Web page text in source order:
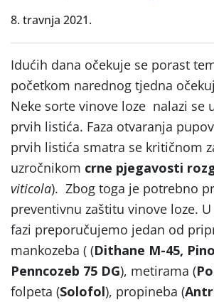
8. travnja 2021.
Idućih dana očekuje se porast
početkom narednog tjedna
Neke sorte vinove loze nalazi se
prvih listića. Faza otvaranja
prvih listića smatra se kritičnom
uzročnikom crne pjegavosti
viticola). Zbog toga je potrebno
preventivnu zaštitu vinove loze.
fazi preporučujemo jedan od
mankozeba ( (Dithane M-45,
Penncozeb 75 DG), metirama (
folpeta (Solofol), propineba (